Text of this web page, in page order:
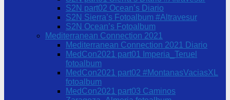
S2N part02 Ocean’s Diario
S2N Sierra’s Fotoalbum #Altravesur
S2N Ocean’s Fotoalbum
Mediterranean Connection 2021
Mediterranean Connection 2021 Diario
MedCon2021 part01 Imperia_Teruel
fotoalbum
MedCon2021 part02 #MontanasVaciasXL
fotoalbum
MedCon2021 part03 Caminos